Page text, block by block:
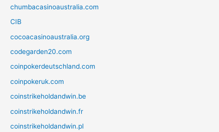
chumbacasinoaustralia.com
CIB
cocoacasinoaustralia.org
codegarden20.com
coinpokerdeutschland.com
coinpokeruk.com
coinstrikeholdandwin.be
coinstrikeholdandwin.fr
coinstrikeholdandwin.pl